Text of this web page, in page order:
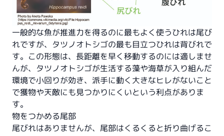
一般的な魚が推進力を得るのに最もよく使うひれは尾び
れですが、タツノオトシゴの最も目立つひれは背びれで
す。この形態は、長距離を早く移動するのには適しませ
んが、タツノオトシゴが生活する藻や海草が入り組んだ
環境で小回りが効き、派手に動く大きなヒレがないこと
で獲物や天敵にも見つかりにくいという利点がありま
す。
物をつかめる尾部
尾びれはありませんが、尾部はくるくると折り曲げるこ